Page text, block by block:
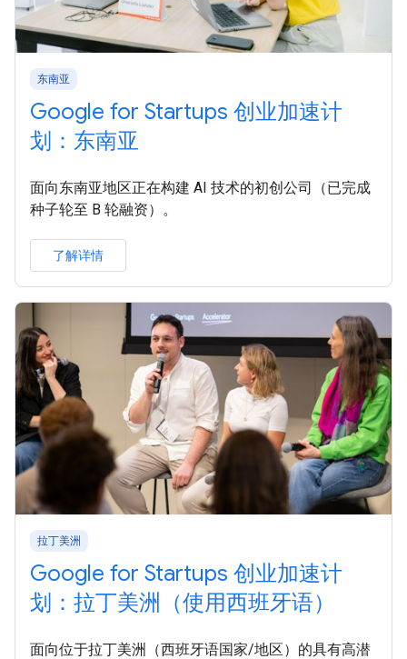
东南亚
Google for Startups 创业加速计
划：东南亚
面向东南亚地区正在构建 AI 技术的初创公司（已完成
种子轮至 B 轮融资）。
了解详情
拉丁美洲
Google for Startups 创业加速计
划：拉丁美洲（使用西班牙语）
面向位于拉丁美洲（西班牙语国家/地区）的具有高潜